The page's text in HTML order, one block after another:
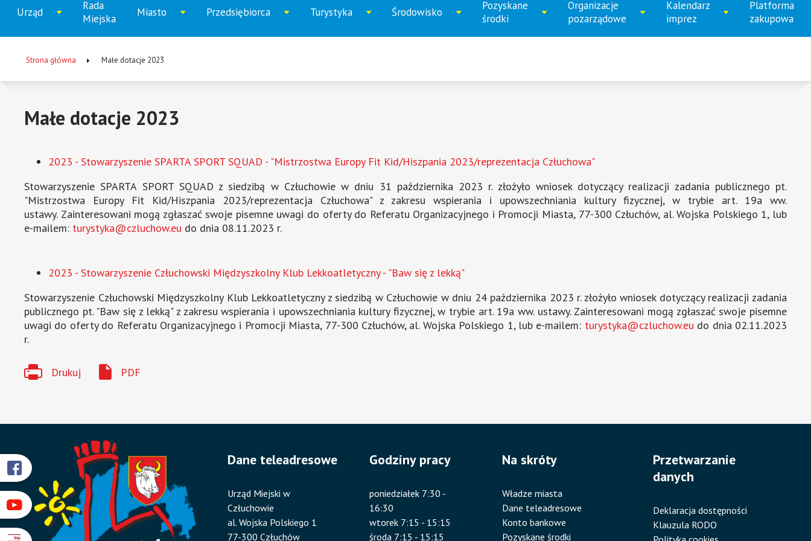
numer
1
numer numernumer
Menu
główne
Rozwiń
Urząd
Rada
Miejska
Rozwiń
Miasto
Rozwiń
Przedsiębiorca
Rozwiń
Turystyka
Rozwiń
Środowisko
Rozwiń
Pozyskane
środki
Rozwiń
Organizacje
pozarządowe
Rozwiń
Kalendarz
imprez
Platforma
zakupowa
Ścieżka
Strona główna Małe dotacje 2023
Małe dotacje 2023
2023 - Stowarzyszenie SPARTA SPORT SQUAD - "Mistrzostwa Europy Fit Kid/Hiszpania 2023/reprezentacja Człuchowa"
Stowarzyszenie SPARTA SPORT SQUAD z siedzibą w Człuchowie w dniu 31 października 2023 r. złożyło wniosek dotyczący realizacji zadania publicznego pt.
"Mistrzostwa Europy Fit Kid/Hiszpania 2023/reprezentacja Człuchowa" z zakresu wspierania i upowszechniania kultury fizycznej, w trybie art. 19a ww.
ustawy. Zainteresowani mogą zgłaszać swoje pisemne uwagi do oferty do Referatu Organizacyjnego i Promocji Miasta, 77-300 Człuchów, al. Wojska Polskiego 1, lub
e-mailem: turystyka@czluchow.eu do dnia 08.11.2023 r.
2023 - Stowarzyszenie Człuchowski Międzyszkolny Klub Lekkoatletyczny - "Baw się z lekką"
Stowarzyszenie Człuchowski Międzyszkolny Klub Lekkoatletyczny z siedzibą w Człuchowie w dniu 24 października 2023 r. złożyło wniosek dotyczący realizacji zadania
publicznego pt. "Baw się z lekką" z zakresu wspierania i upowszechniania kultury fizycznej, w trybie art. 19a ww. ustawy. Zainteresowani mogą zgłaszać swoje pisemne
uwagi do oferty do Referatu Organizacyjnego i Promocji Miasta, 77-300 Człuchów, al. Wojska Polskiego 1, lub e-mailem: turystyka@czluchow.eu do dnia 02.11.2023
r.
Drukuj PDF
Dane teleadresowe
Urząd Miejski w
Człuchowie
al. Wojska Polskiego 1
77-300 Człuchów
Godziny pracy
poniedziałek 7:30 -
16:30
wtorek 7:15 - 15:15
środa 7:15 - 15:15
Na skróty
Władze miasta
Dane teleadresowe
Konto bankowe
Pozyskane środki
Przetwarzanie
danych
Deklaracja dostępności
Klauzula RODO
Przyklejone
odnośniki
Otworzy
się
w
nowym
oknie
Otworzy
się